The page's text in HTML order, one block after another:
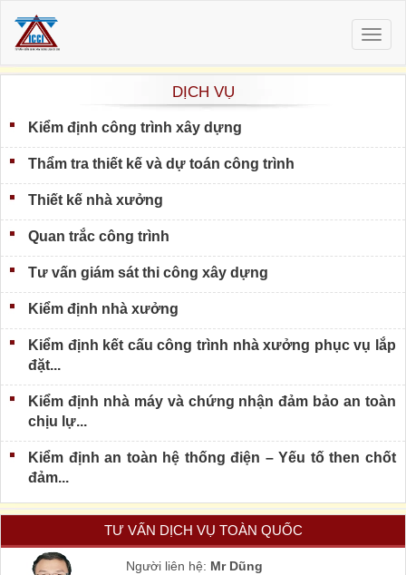
DỊCH VỤ
Kiểm định công trình xây dựng
Thẩm tra thiết kế và dự toán công trình
Thiết kế nhà xưởng
Quan trắc công trình
Tư vấn giám sát thi công xây dựng
Kiểm định nhà xưởng
Kiểm định kết cấu công trình nhà xưởng phục vụ lắp
đặt...
Kiểm định nhà máy và chứng nhận đảm bảo an toàn
chịu lự...
Kiểm định an toàn hệ thống điện – Yếu tố then chốt
đảm...
TƯ VẤN DỊCH VỤ TOÀN QUỐC
Người liên hệ: Mr Dũng